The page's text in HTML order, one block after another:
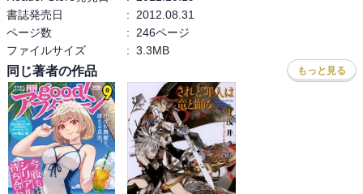
書誌発売日
:
2012.08.31
ページ数
:
246ページ
ファイルサイズ
: 3.3MB
同じ著者の作品 もっと見る